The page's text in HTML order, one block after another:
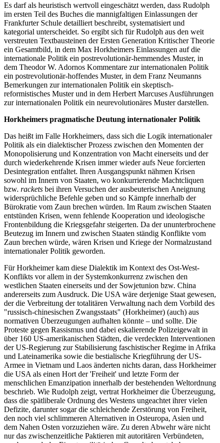
Es darf als heuristisch wertvoll eingeschätzt werden, dass Rudolph
im ersten Teil des Buches die mannigfaltigen Einlassungen der
Frankfurter Schule detailliert beschreibt, systematisiert und
kategorial unterscheidet. So ergibt sich für Rudolph aus den weit
verstreuten Textbausteinen der Ersten Generation Kritischer Theorie
ein Gesamtbild, in dem Max Horkheimers Einlassungen auf die
internationale Politik ein postrevolutionär-hemmendes Muster, in
dem Theodor W. Adornos Kommentare zur internationalen Politik
ein postrevolutionär-hoffendes Muster, in dem Franz Neumanns
Bemerkungen zur internationalen Politik ein skeptisch-
reformistisches Muster und in dem Herbert Marcuses Ausführungen
zur internationalen Politik ein neurevolutionäres Muster darstellen.
Horkheimers pragmatische Deutung internationaler Politik
Das heißt im Falle Horkheimers, dass sich die Logik internationaler
Politik als ein dialektischer Prozess zwischen den Momenten der
Monopolisierung und Konzentration von Macht einerseits und der
durch wiederkehrende Krisen immer wieder aufs Neue forcierten
Desintegration entfaltet. Ihren Ausgangspunkt nähmen Krisen
sowohl im Innern von Staaten, wo konkurrierende Machtcliquen
bzw. rackets bei ihren Versuchen der ausbeuterischen Aneignung
widersprüchliche Befehle geben und so Kämpfe innerhalb der
Bürokratie vom Zaun brechen würden. Im Raum zwischen Staaten
entstünden Krisen, wenn fehlende Kooperation und ideologische
Frontenbildung die Kriegsgefahr steigerten. Da der ununterbrochene
Beutezug im Innern und zwischen Staaten ständig Konflikte vom
Zaun brechen würde, wären Krisen und Kriege der Normalzustand
internationaler Politik geworden.
Für Horkheimer kam diese Dialektik im Kontext des Ost-West-
Konflikts vor allem in der Systemkonkurrenz zwischen den
westlichen Staaten einerseits und der Sowjetunion bzw. China
andererseits zum Ausdruck. Die USA wäre derjenige Staat gewesen,
der die Verbreitung der totalitären Verwaltung nach dem Vorbild des
"russisch-chinesischen Zwangsstaats" (Horkheimer) (auch) aus
normativen Überzeugungen aufhalten könnte – und sollte. Die
Proteste gegen Rassismus und dabei eskalierende Polizeigewalt in
über 160 US-amerikanischen Städten, die verdeckten Interventionen
der US-Regierung zur Stabilisierung faschistischer Regime in Afrika
und Lateinamerika sowie die bestialische Kriegführung der US-
Armee in Vietnam und Laos änderten nichts daran, dass Horkheimer
die USA als einen Hort der 'Freiheit' und letzte Form der
menschlichen Emanzipation innerhalb der bestehenden Weltordnung
beschrieb. Wie Rudolph zeigt, vertrat Horkheimer die Überzeugung,
dass die spätliberale Ordnung des Westens ungeachtet ihrer vielen
Defizite, darunter sogar die schleichende Zerstörung von Freiheit,
den noch viel schlimmeren Alternativen in Osteuropa, Asien und
dem Nahen Osten vorzuziehen wäre. Zu deren Abwehr wäre nicht
nur das zwischenzeitliche Paktieren mit autoritären Verbündeten,